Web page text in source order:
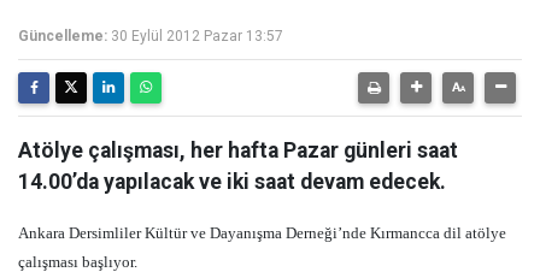
Güncelleme: 30 Eylül 2012 Pazar 13:57
Atölye çalışması, her hafta Pazar günleri saat
14.00’da yapılacak ve iki saat devam edecek.
Ankara Dersimliler Kültür ve Dayanışma Derneği’nde Kırmancca dil atölye
çalışması başlıyor.